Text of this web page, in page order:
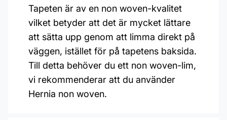
Tapeten är av en non woven-kvalitet
vilket betyder att det är mycket lättare
att sätta upp genom att limma direkt på
väggen, istället för på tapetens baksida.
Till detta behöver du ett non woven-lim,
vi rekommenderar att du använder
Hernia non woven.